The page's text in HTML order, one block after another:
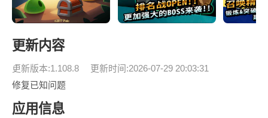
更新内容
更新版本:1.108.8
更新时间:2026-07-29 20:03:31
修复已知问题
应用信息